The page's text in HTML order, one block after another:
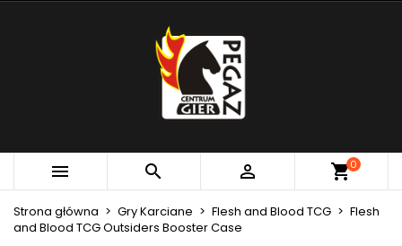
   0
Strona główna Gry Karciane Flesh and Blood TCG
Flesh
and Blood TCG Outsiders Booster Case
MOJE LISTY ŻYCZEŃ
Utwórz nową listę
UTWÓRZ LISTĘ ŻYCZEŃ
Utwórz listę życzeń
ZALOGUJ SIĘ
MUSISZ BYĆ ZALOGOWANY BY ZAPISAĆ PRODUKTY
NA SWOJEJ LIŚCIE ŻYCZEŃ.
Anuluj Zaloguj się